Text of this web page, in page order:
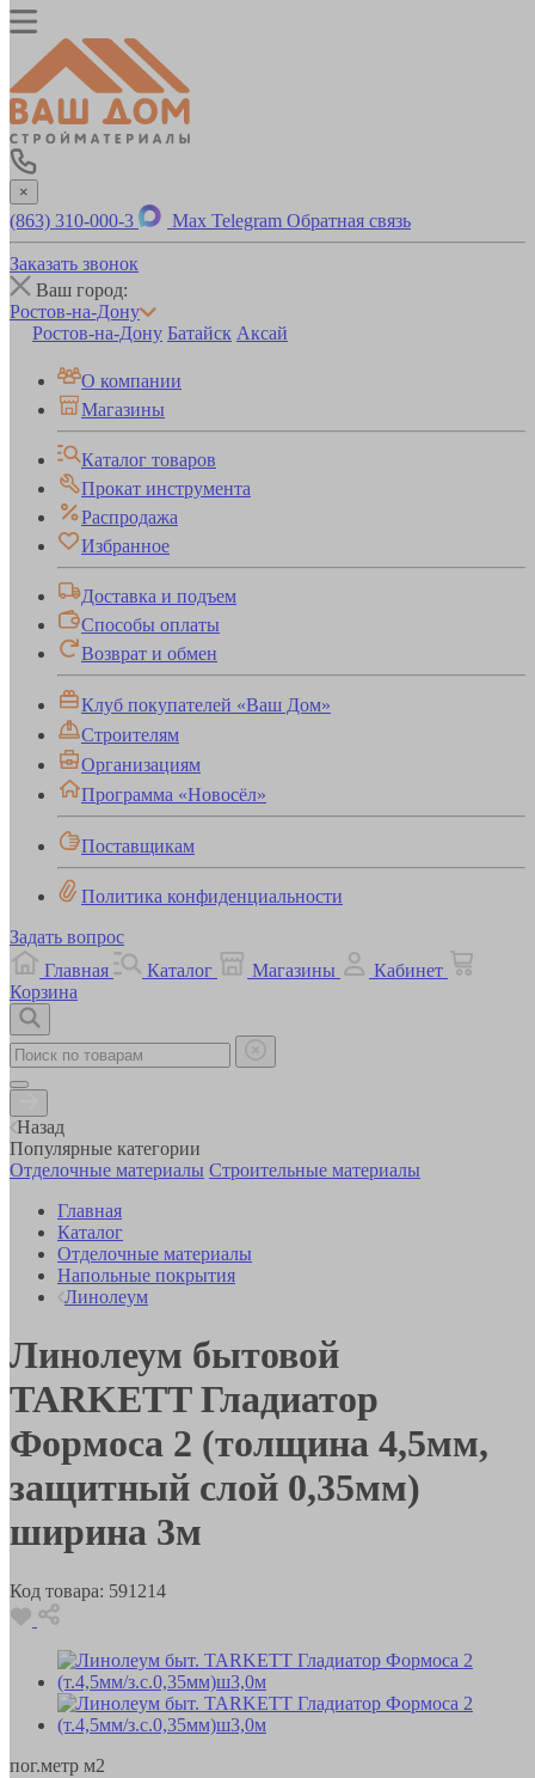
×
(863) 310-000-3 Max Telegram Обратная связь
Заказать звонок
Ваш город:
Ростов-на-Дону
Ростов-на-Дону Батайск Аксай
О компании
Магазины
Каталог товаров
Прокат инструмента
Распродажа
Избранное
Доставка и подъем
Способы оплаты
Возврат и обмен
Клуб покупателей «Ваш Дом»
Строителям
Организациям
Программа «Новосёл»
Поставщикам
Политика конфиденциальности
Задать вопрос
Главная
Каталог Магазины
Кабинет
Корзина
Назад
Популярные категории
Отделочные материалы Строительные материалы
Главная
Каталог
Отделочные материалы
Напольные покрытия
Линолеум
Линолеум бытовой
TARKETT Гладиатор
Формоса 2 (толщина 4,5мм,
защитный слой 0,35мм)
ширина 3м
Код товара: 591214
пог.метр м2